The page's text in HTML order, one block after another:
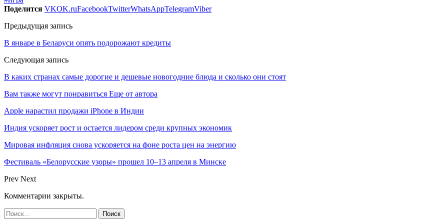
Поделится VKOK.ruFacebookTwitterWhatsAppTelegramViber
Предыдущая запись
В январе в Беларуси опять подорожают кредиты
Следующая запись
В каких странах самые дорогие и дешевые новогодние блюда и сколько они стоят
Вам также могут понравиться Еще от автора
Apple нарастил продажи iPhone в Индии
Индия ускоряет рост и остается лидером среди крупных экономик
Мировая инфляция снова ускоряется на фоне роста цен на энергию
Фестиваль «Белорусские узоры» прошел 10–13 апреля в Минске
Prev Next
Комментарии закрыты.